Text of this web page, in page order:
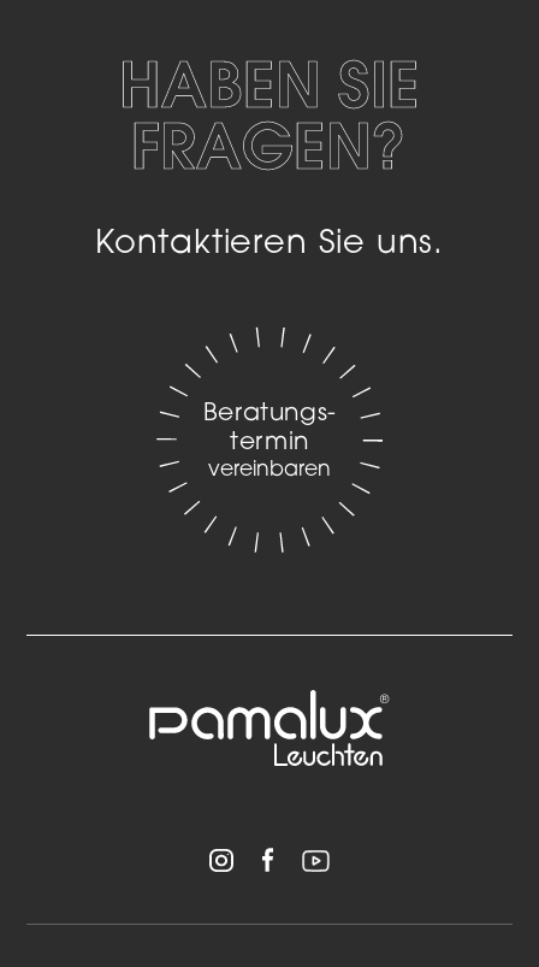
HABEN SIE
FRAGEN?
Kontaktieren Sie uns.
Beratungs­
termin
vereinbaren